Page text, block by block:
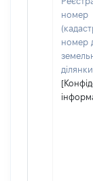
номер
номер